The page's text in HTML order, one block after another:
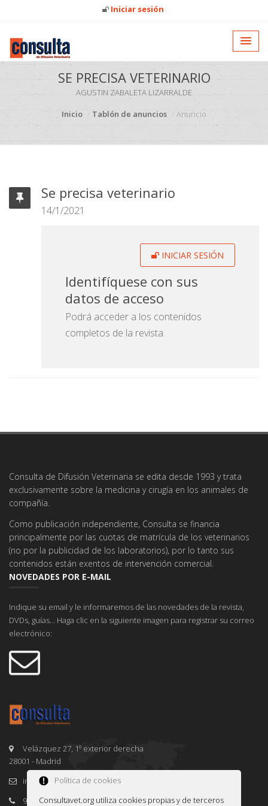
Iniciar sesión
SE PRECISA VETERINARIO
AGUSTIN ZABALETA LIZARRALDE
Inicio
Tablón de anuncios Anuncio
Se precisa veterinario
14/1/2021
INICIAR SESIÓN
Identifíquese con sus
datos de acceso
Podrá acceder a los contenidos
completos de la revista.
Consulta de Difusión Veterinaria se edita desde 1993 y trata
exclusivamente sobre la medicina y cirugía en los animales de
compañía.
Como publicación independiente, Consulta se financia
principalmente por las cuotas de matrícula de los veterinarios
(no por la publicidad de los laboratorios), por lo tanto sus
contenidos están exentos de intervención comercial.
NOVEDADES POR E-MAIL
Indique su email y le informaremos de las novedades de la revista,
DVDs, guías... Haga clic en la siguiente imagen para registrar su correo
electrónico:
Velázquez 27, 1º exterior derecha
28001 - Madrid
info@consultavet.org
91 995 38 25
Política de cookies
Consultavet.org utiliza cookies propias y de terceros